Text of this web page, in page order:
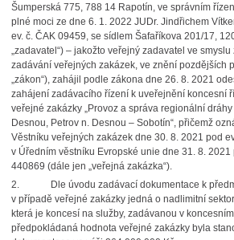
Šumperská 775, 788 14 Rapotín, ve správním
plné moci ze dne 6. 1. 2022 JUDr. Jindřichem
ev. č. ČAK 09459, se sídlem Šafaříkova 201/17,
„zadavatel“) – jakožto veřejný zadavatel ve
zadávání veřejných zakázek, ve znění pozdějších
„zákon“), zahájil podle zákona dne 26. 8. 2021
zahájení zadávacího řízení k uveřejnění koncesní
veřejné zakázky „Provoz a správa regionální
Desnou, Petrov n. Desnou – Sobotín“, přičemž
Věstníku veřejných zakázek dne 30. 8. 2021 pod
v Úředním věstníku Evropské unie dne 31. 8. 2021
440869 (dále jen „veřejná zakázka“).
2. Dle úvodu zadávací dokumentace k
v případě veřejné zakázky jedná o nadlimitní
která je koncesí na služby, zadávanou v
předpokládaná hodnota veřejné zakázky byla